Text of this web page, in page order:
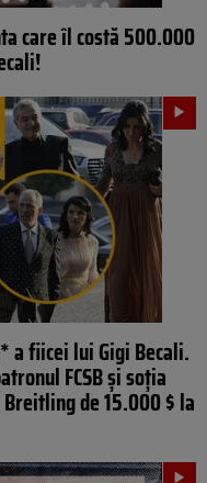
care îl costă 500.000
a fiicei lui Gigi Becali.
FCSB și soția
de 15.000 $ la